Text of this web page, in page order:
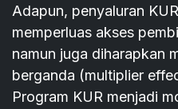
Adapun, penyaluran
memperluas akses
namun juga diharapkan
berganda (multiplier
Program KUR menjadi